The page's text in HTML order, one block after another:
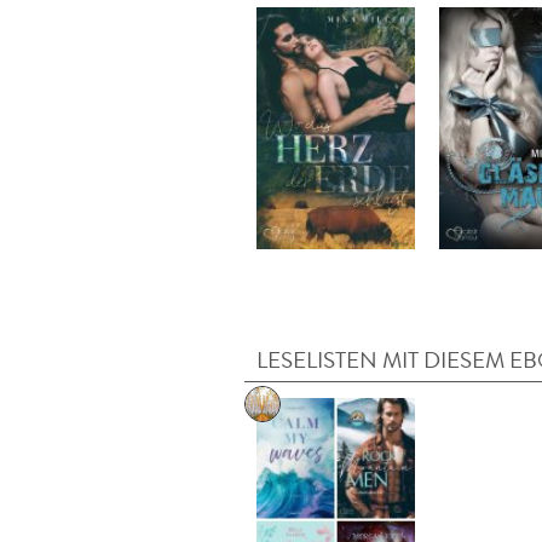
LESELISTEN MIT DIESEM